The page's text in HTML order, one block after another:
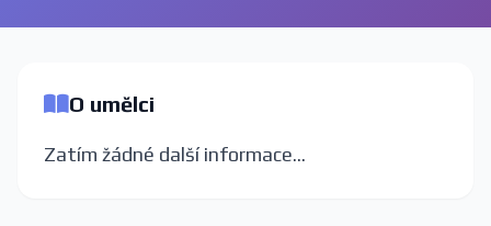
O umělci
Zatím žádné další informace...